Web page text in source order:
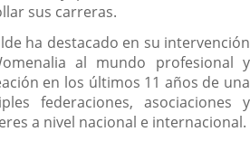
sus carreras.
ha destacado en su intervención
al mundo profesional y
en los últimos 11 años de una
federaciones, asociaciones y
a nivel nacional e internacional.